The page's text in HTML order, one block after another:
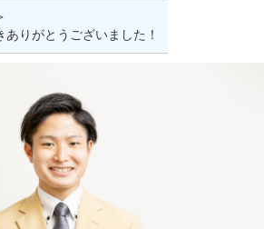
りがとうございました！